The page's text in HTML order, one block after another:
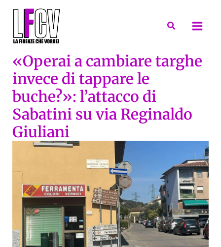
Cerca
«Operai a cambiare targhe
invece di tappare le
buche?»: l’attacco di
Sabatini su via Reginaldo
Giuliani